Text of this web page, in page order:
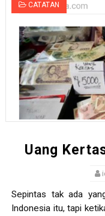
CATATAN
Uang
Sepintas tak ada
Indonesia itu, tapi